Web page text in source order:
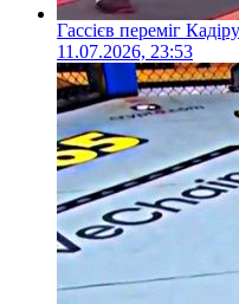
Гассієв переміг
11.07.2026, 23:53